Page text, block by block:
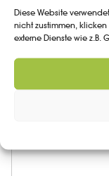
Diese Website
nicht zustimmen,
externe Dienste wie z.B.
Nachricht*